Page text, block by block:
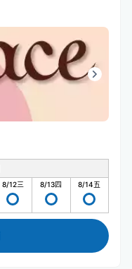
8/12三 8/13四 8/14五